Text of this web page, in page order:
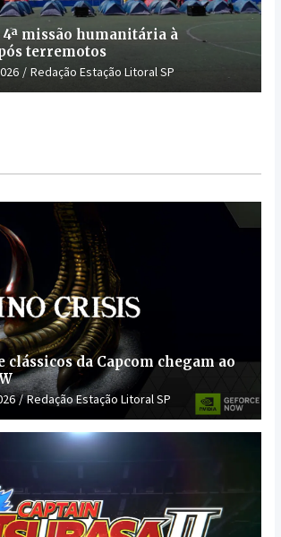
missão humanitária à
terremotos
Redação Estação Litoral SP
clássicos da Capcom chegam ao
Redação Estação Litoral SP